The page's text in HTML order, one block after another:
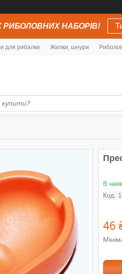
НАБОРІВ!
для рибалки Жилки, шнури
В
Код:
46